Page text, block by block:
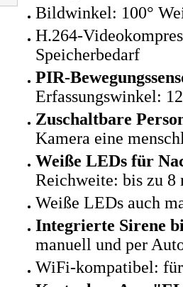
Bildwinkel: 100°
H.264-
Speicherbedarf
PIR-
Erfassungswinkel:
Zuschaltbare
Kamera eine
Weiße LEDs für
Reichweite: bis zu 8
Weiße LEDs auch
Integrierte Sirene
manuell und per
WiFi-kompatibel: